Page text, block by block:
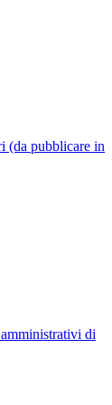
(da pubblicare in
di